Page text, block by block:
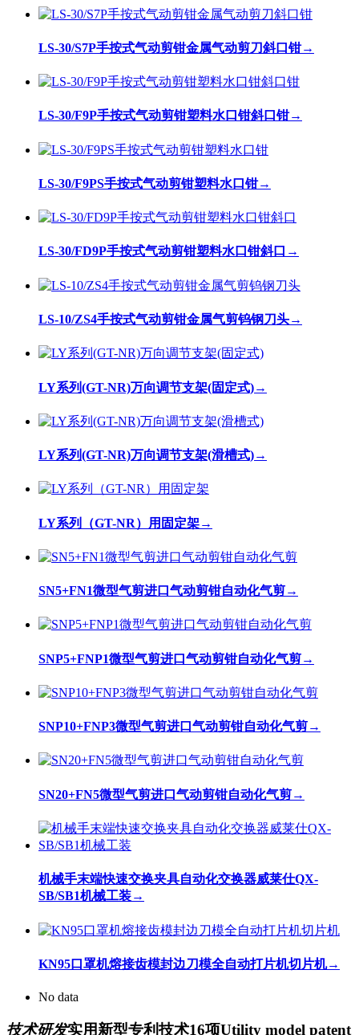
LS-30/S7P手按式气动剪钳金属气动剪刀斜口钳→
LS-30/F9P手按式气动剪钳塑料水口钳斜口钳→
LS-30/F9PS手按式气动剪钳塑料水口钳→
LS-30/FD9P手按式气动剪钳塑料水口钳斜口 →
LS-10/ZS4手按式气动剪钳金属气剪钨钢刀头→
LY系列(GT-NR)万向调节支架(固定式)→
LY系列(GT-NR)万向调节支架(滑槽式)→
LY系列（GT-NR）用固定架→
SN5+FN1微型气剪进口气动剪钳自动化气剪→
SNP5+FNP1微型气剪进口气动剪钳自动化气剪→
SNP10+FNP3微型气剪进口气动剪钳自动化气剪→
SN20+FN5微型气剪进口气动剪钳自动化气剪→
机械手末端快速交换夹具自动化交换器威莱仕QX-
SB/SB1机械工装→
KN95口罩机熔接齿模封边刀模全自动打片机切片机→
No data
技术研发实用新型专利技术16项Utility model patent